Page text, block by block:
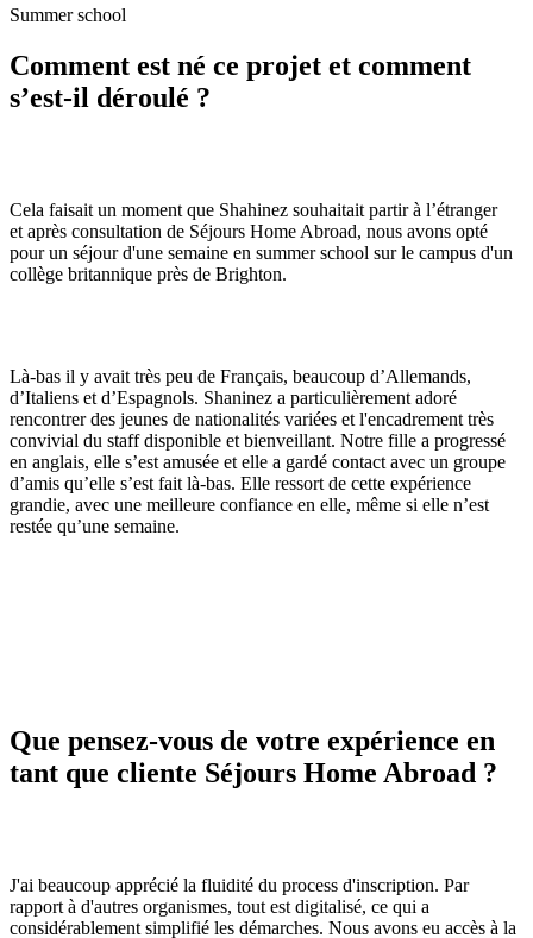
Summer school
Comment est né ce projet et comment
s’est-il déroulé ?
Cela faisait un moment que Shahinez souhaitait partir à l’étranger
et après consultation de Séjours Home Abroad, nous avons opté
pour un séjour d'une semaine en summer school sur le campus d'un
collège britannique près de Brighton.
Là-bas il y avait très peu de Français, beaucoup d’Allemands,
d’Italiens et d’Espagnols. Shaninez a particulièrement adoré
rencontrer des jeunes de nationalités variées et l'encadrement très
convivial du staff disponible et bienveillant. Notre fille a progressé
en anglais, elle s’est amusée et elle a gardé contact avec un groupe
d’amis qu’elle s’est fait là-bas. Elle ressort de cette expérience
grandie, avec une meilleure confiance en elle, même si elle n’est
restée qu’une semaine.
Que pensez-vous de votre expérience en
tant que cliente Séjours Home Abroad ?
J'ai beaucoup apprécié la fluidité du process d'inscription. Par
rapport à d'autres organismes, tout est digitalisé, ce qui a
considérablement simplifié les démarches. Nous avons eu accès à la